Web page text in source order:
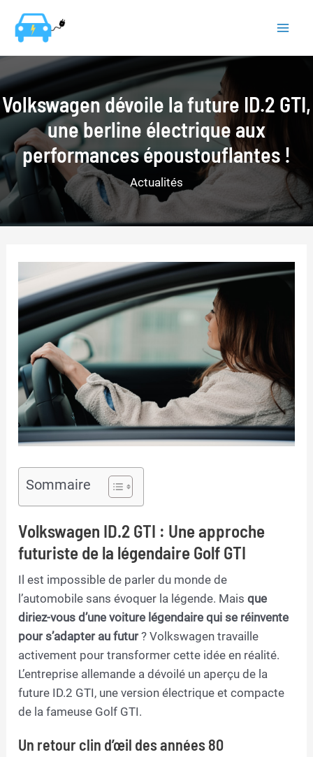
contenu
Volkswagen dévoile la future ID.2 GTI,
une berline électrique aux
performances époustouflantes !
Actualités
Sommaire
Volkswagen ID.2 GTI : Une approche
futuriste de la légendaire Golf GTI
Il est impossible de parler du monde de
l’automobile sans évoquer la légende. Maisque
diriez-vous d’une voiture légendaire qui se réinvente
pour s’adapter au futur? Volkswagen travaille
activement pour transformer cette idée en réalité.
L’entreprise allemande a dévoilé un aperçu de la
future ID.2 GTI, une version électrique et compacte
de la fameuse Golf GTI.
Un retour clin d’œil des années 80